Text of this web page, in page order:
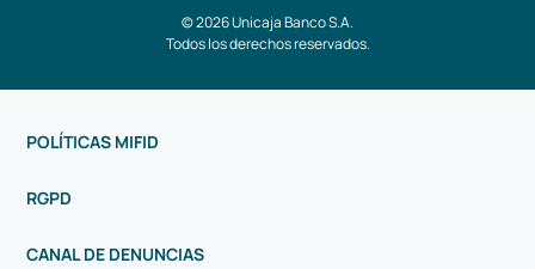
© 2026 Unicaja Banco S.A.
Todos los derechos reservados.
POLÍTICAS MIFID
RGPD
CANAL DE DENUNCIAS